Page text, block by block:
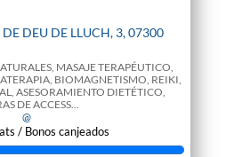
DEU DE LLUCH, 3, 07300
MASAJE TERAPÉUTICO,
BIOMAGNETISMO, REIKI,
ASESORAMIENTO DIETÉTICO,
DE ACCESS...
@
WWW
/ Bonos canjeados